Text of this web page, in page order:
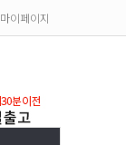
마이페이지